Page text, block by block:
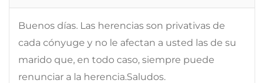
Buenos días. Las herencias son privativas de
cada cónyuge y no le afectan a usted las de su
marido que, en todo caso, siempre puede
renunciar a la herencia.Saludos.